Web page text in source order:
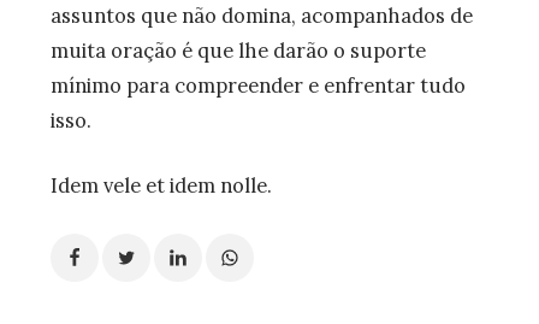
assuntos que não domina, acompanhados de
muita oração é que lhe darão o suporte
mínimo para compreender e enfrentar tudo
isso.
Idem vele et idem nolle.